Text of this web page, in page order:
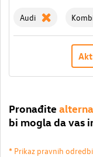
Audi
Pronađite
bi mogla da vas
* Prikaz pravnih odredbi